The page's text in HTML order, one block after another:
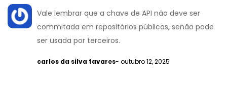
Vale lembrar que a chave de API não deve ser
commitada em repositórios públicos, senão pode
ser usada por terceiros.
carlos da silva tavares- outubro 12, 2025